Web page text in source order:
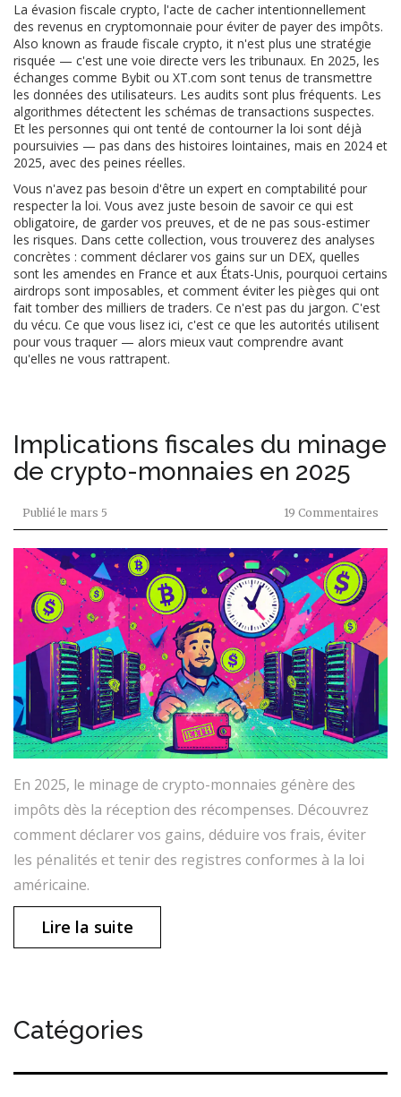
La évasion fiscale crypto, l'acte de cacher intentionnellement
des revenus en cryptomonnaie pour éviter de payer des impôts.
Also known as fraude fiscale crypto, it n'est plus une stratégie
risquée — c'est une voie directe vers les tribunaux. En 2025, les
échanges comme Bybit ou XT.com sont tenus de transmettre
les données des utilisateurs. Les audits sont plus fréquents. Les
algorithmes détectent les schémas de transactions suspectes.
Et les personnes qui ont tenté de contourner la loi sont déjà
poursuivies — pas dans des histoires lointaines, mais en 2024 et
2025, avec des peines réelles.
Vous n'avez pas besoin d'être un expert en comptabilité pour
respecter la loi. Vous avez juste besoin de savoir ce qui est
obligatoire, de garder vos preuves, et de ne pas sous-estimer
les risques. Dans cette collection, vous trouverez des analyses
concrètes : comment déclarer vos gains sur un DEX, quelles
sont les amendes en France et aux États-Unis, pourquoi certains
airdrops sont imposables, et comment éviter les pièges qui ont
fait tomber des milliers de traders. Ce n'est pas du jargon. C'est
du vécu. Ce que vous lisez ici, c'est ce que les autorités utilisent
pour vous traquer — alors mieux vaut comprendre avant
qu'elles ne vous rattrapent.
Implications fiscales du minage
de crypto-monnaies en 2025
Publié le mars 5 19 Commentaires
En 2025, le minage de crypto-monnaies génère des
impôts dès la réception des récompenses. Découvrez
comment déclarer vos gains, déduire vos frais, éviter
les pénalités et tenir des registres conformes à la loi
américaine.
Lire la suite
Catégories